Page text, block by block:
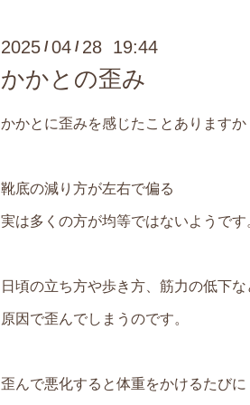
2025 /04 / 28 19:44
かかとの歪み
かかとに歪みを感じたことありますか
靴底の減り方が左右で偏る
実は多くの方が均等ではないようです
日頃の立ち方や歩き方、筋力の低下な
原因で歪んでしまうのです。
歪んで悪化すると体重をかけるたびに